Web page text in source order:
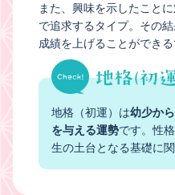
また、興味を示したこと
で追求するタイプ。その
成績を上げることができる
地格（初運）は幼少か
を与える運勢です。性
生の土台となる基礎に関